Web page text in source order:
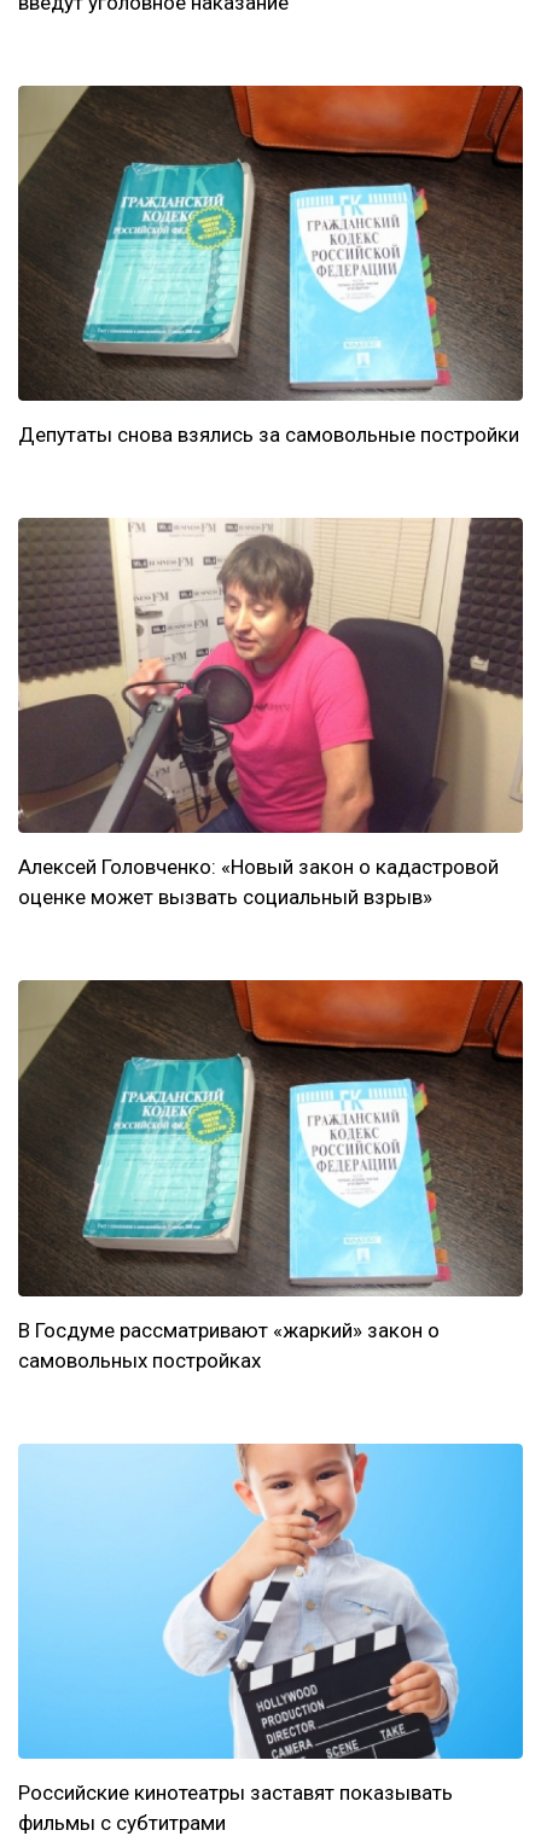
Депутаты снова взялись за самовольные постройки
Алексей Головченко: «Новый закон о кадастровой
оценке может вызвать социальный взрыв»
В Госдуме рассматривают «жаркий» закон о
самовольных постройках
Российские кинотеатры заставят показывать
фильмы с субтитрами